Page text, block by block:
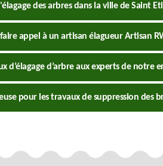
des arbres dans la ville de Saint
faire appel à un artisan élagueur Artisan
d’élagage d’arbre aux experts de notre
pour les travaux de suppression des